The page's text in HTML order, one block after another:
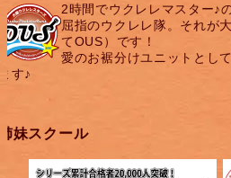
2時間でウクレレマスター♪
屈指のウクレレ隊。それが
てOUS）です！
愛のお裾分けユニットとし
す♪
妹スクール